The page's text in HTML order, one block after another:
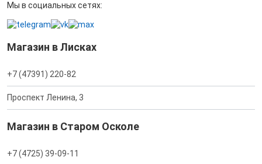
Мы в социальных сетях:
Магазин в Лисках
+7 (47391) 220-82
Проспект Ленина, 3
Магазин в Старом Осколе
+7 (4725) 39-09-11